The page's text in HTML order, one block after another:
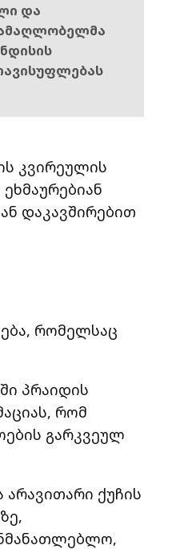
და
ამაღლობელმა
კვირეულის
დაკავშირებით
რომელსაც
პრაიდის
რომ
გარკვეულ
ქუჩის